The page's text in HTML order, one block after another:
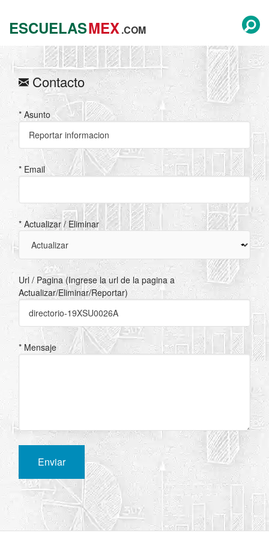
ESCUELASMEX.COM
Contacto
* Asunto
* Email
* Actualizar / Eliminar
Url / Pagina (Ingrese la url de la pagina a
Actualizar/Eliminar/Reportar)
* Mensaje
Enviar